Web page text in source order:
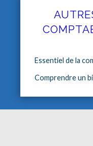
Essentiel de la
Comprendre un